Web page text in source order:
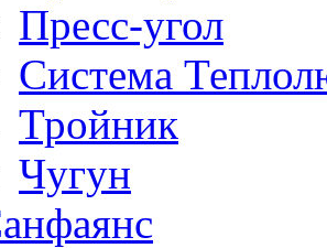
Пресс-угол
Система
Тройник
Чугун